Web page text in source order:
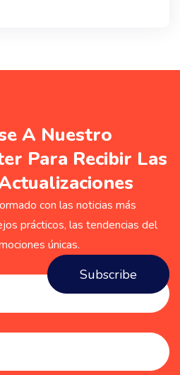
A Nuestro
Para Recibir Las
con las noticias más
prácticos, las tendencias del
únicas.